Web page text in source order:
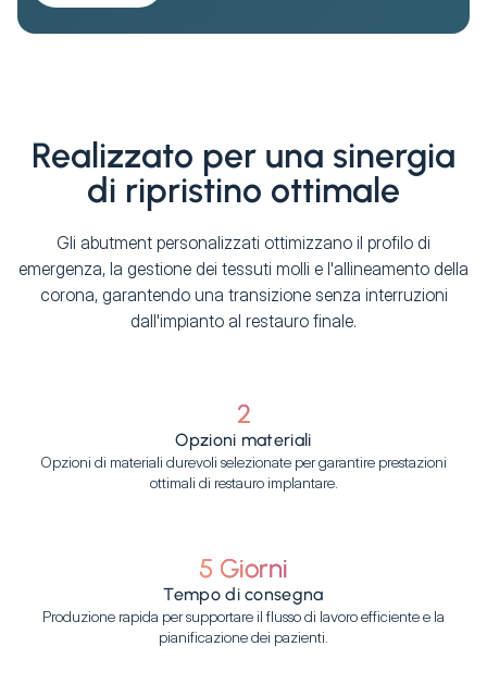
Realizzato per una sinergia
di ripristino ottimale
Gli abutment personalizzati ottimizzano il profilo di
emergenza, la gestione dei tessuti molli e l'allineamento della
corona, garantendo una transizione senza interruzioni
dall'impianto al restauro finale.
2
Opzioni materiali
Opzioni di materiali durevoli selezionate per garantire prestazioni
ottimali di restauro implantare.
5 Giorni
Tempo di consegna
Produzione rapida per supportare il flusso di lavoro efficiente e la
pianificazione dei pazienti.